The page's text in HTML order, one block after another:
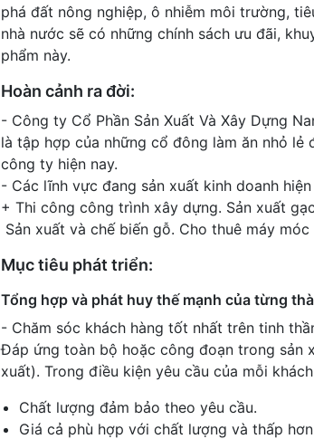
phá đất nông nghiệp, ô nhiễm môi trường,
nhà nước sẽ có những chính sách ưu đãi,
phẩm này.
Hoàn cảnh ra đời:
- Công ty Cổ Phần Sản Xuất Và Xây Dựng
là tập hợp của những cổ đông làm ăn nhỏ
công ty hiện nay.
- Các lĩnh vực đang sản xuất kinh doanh hiện
+ Thi công công trình xây dựng. Sản xuất
Sản xuất và chế biến gỗ. Cho thuê máy
Mục tiêu phát triển:
Tổng hợp và phát huy thế mạnh của từng
- Chăm sóc khách hàng tốt nhất trên tinh
Đáp ứng toàn bộ hoặc công đoạn trong sản
xuất). Trong điều kiện yêu cầu của mỗi
Chất lượng đảm bảo theo yêu cầu.
Giá cả phù hợp với chất lượng và thấp